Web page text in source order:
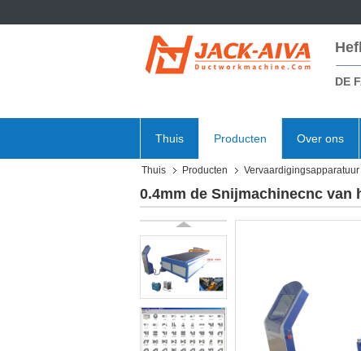
DE
Thuis Producten Over ons
Thuis Producten
0.4mm de Snijmachinecnc